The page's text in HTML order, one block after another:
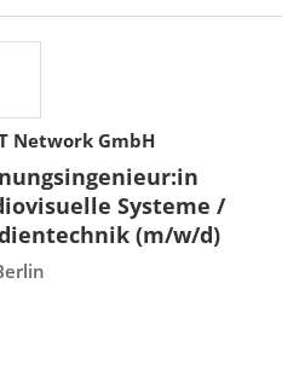
Network GmbH
Systeme /
(m/w/d)